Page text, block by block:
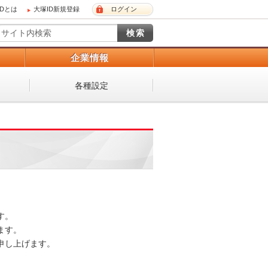
とは 大塚ID新規登録 ログイン
企業情報
各種設定
。
上げます。